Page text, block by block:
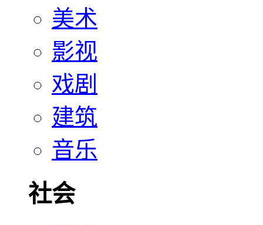
美术
影视
戏剧
建筑
音乐
社会